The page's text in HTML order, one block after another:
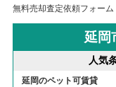
無料売却査定依頼フォーム
延岡
人気
延岡のペット可賃貸